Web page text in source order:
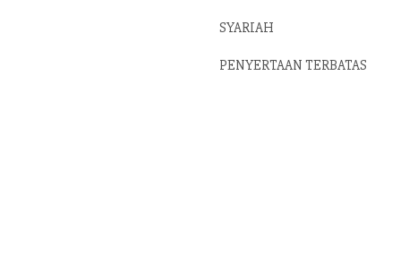
SYARIAH
PENYERTAAN TERBATAS